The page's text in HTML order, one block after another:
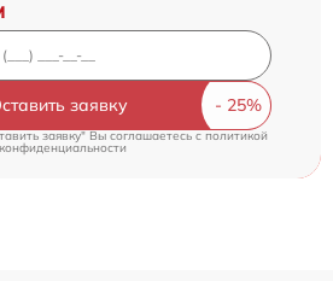
заявку
заявку" Вы соглашаетесь cполитикой
конфиденциальности